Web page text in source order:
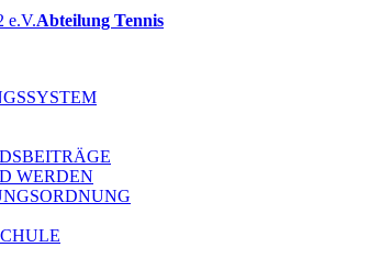
e.V.Abteilung Tennis
WERDEN